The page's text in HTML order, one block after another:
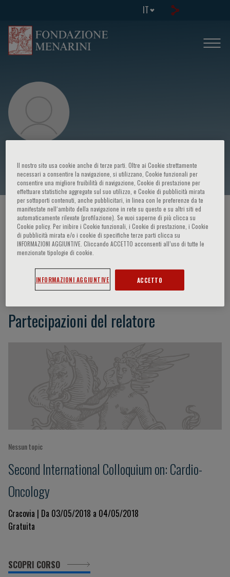
IT
Sebastian Szmit
HOME PAGE / CORSI ED EVENTI / RELATORE
Sebastian Szmit
Partecipazioni del relatore
Nessun topic
Second International Colloquium on: Cardio-
Oncology
Cracovia | Da 03/05/2018 a 04/05/2018
Gratuita
SCOPRI CORSO
Il nostro sito usa cookie anche di terze parti. Oltre ai Cookie strettamente
necessari a consentire la navigazione, si utilizzano, Cookie funzionali per
consentire una migliore fruibilità di navigazione, Cookie di prestazione per
effettuare statistiche aggregate sul suo utilizzo, e Cookie di pubblicità mirata
per sottoporti contenuti, anche pubblicitari, in linea con le preferenze da te
manifestate nell‘ambito della navigazione in rete su questo e su altri siti ed
automaticamente rilevate (profilazione). Se vuoi saperne di più clicca su
Cookie policy. Per inibire i Cookie funzionali, i Cookie di prestazione, i Cookie
di pubblicità mirata e/o i cookie di specifiche terze parti clicca su
INFORMAZIONI AGGIUNTIVE. Cliccando ACCETTO acconsenti all’uso di tutte le
menzionate tipologie di cookie.
INFORMAZIONI AGGIUNTIVE ACCETTO